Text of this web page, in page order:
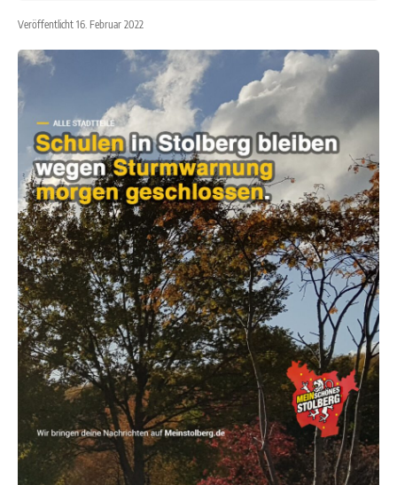
Veröffentlicht 16. Februar 2022